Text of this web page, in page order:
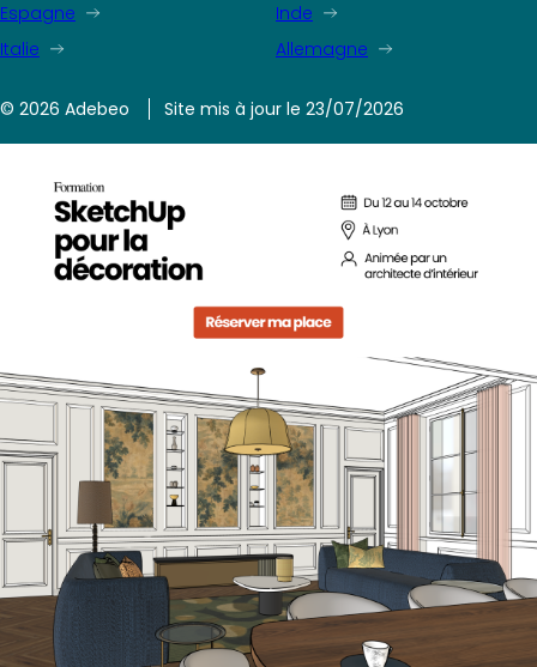
Espagne
Inde
Italie
Allemagne
© 2026 Adebeo Site mis à jour le 23/07/2026